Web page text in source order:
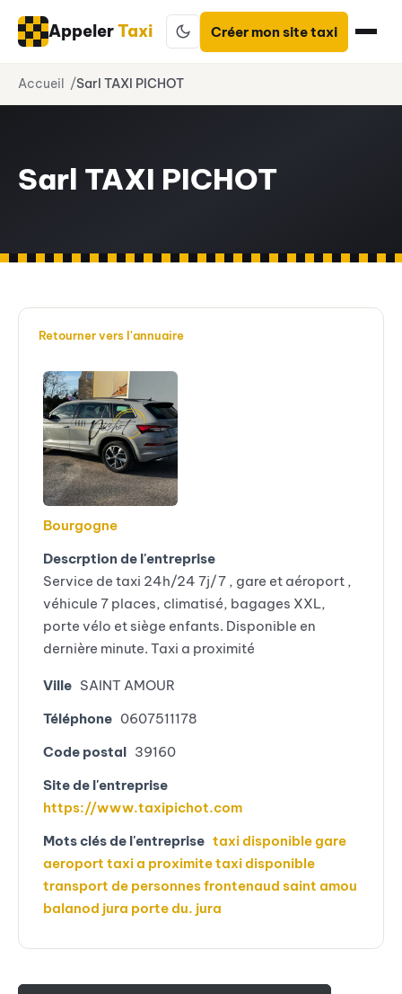
Aller
AppelerTaxi Créer mon site taxi
Accueil Sarl TAXI PICHOT
Sarl TAXI PICHOT
Retourner vers l'annuaire
Bourgogne
Descrption de l'entreprise
Service de taxi 24h/24 7j/7 , gare et aéroport ,
véhicule 7 places, climatisé, bagages XXL,
porte vélo et siège enfants. Disponible en
dernière minute. Taxi a proximité
Ville SAINT AMOUR
Téléphone 0607511178
Code postal 39160
Site de l'entreprise
https://www.taxipichot.com
Mots clés de l'entreprise taxi disponible gare
aeroport taxi a proximite taxi disponible
transport de personnes frontenaud saint amou
balanod jura porte du. jura